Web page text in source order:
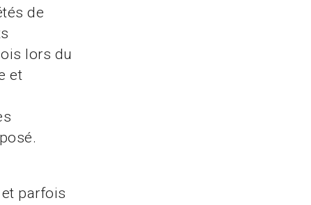
de
lors du
et
parfois